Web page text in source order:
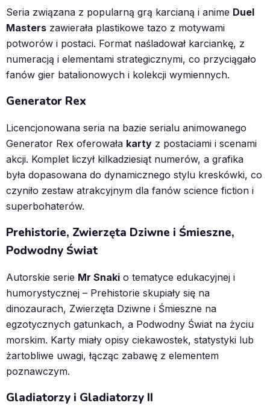
Seria związana z popularną grą karcianą i anime Duel
Masters zawierała plastikowe tazo z motywami
potworów i postaci. Format naśladował karciankę, z
numeracją i elementami strategicznymi, co przyciągało
fanów gier batalionowych i kolekcji wymiennych.​
Generator Rex
Licencjonowana seria na bazie serialu animowanego
Generator Rex oferowała karty z postaciami i scenami
akcji. Komplet liczył kilkadziesiąt numerów, a grafika
była dopasowana do dynamicznego stylu kreskówki, co
czyniło zestaw atrakcyjnym dla fanów science fiction i
superbohaterów.
Prehistorie, Zwierzęta Dziwne i Śmieszne,
Podwodny Świat
Autorskie serie Mr Snaki o tematyce edukacyjnej i
humorystycznej – Prehistorie skupiały się na
dinozaurach, Zwierzęta Dziwne i Śmieszne na
egzotycznych gatunkach, a Podwodny Świat na życiu
morskim. Karty miały opisy ciekawostek, statystyki lub
żartobliwe uwagi, łącząc zabawę z elementem
poznawczym.
Gladiatorzy i Gladiatorzy II